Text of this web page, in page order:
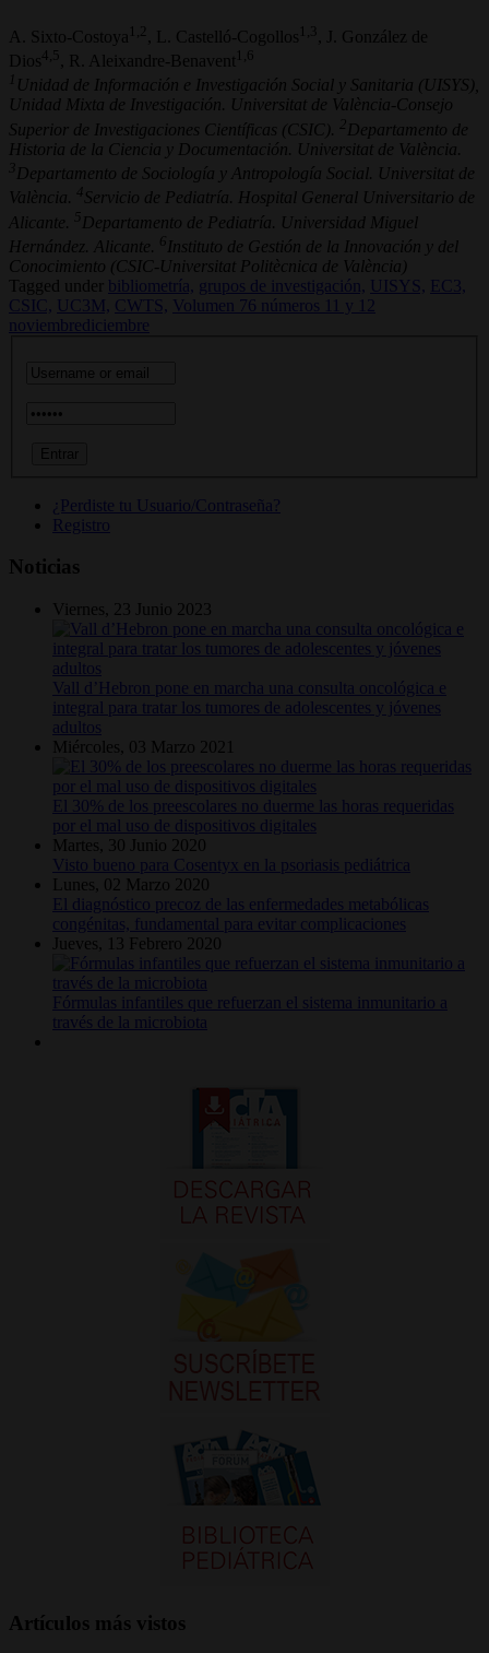
A. Sixto-Costoya 1,2 , L. Castelló-Cogollos 1,3
, J. González de
Dios4,5 , R. Aleixandre-Benavent 1,6
1 Unidad de Información e Investigación Social y Sanitaria (UISYS),
Unidad Mixta de Investigación. Universitat de València-Consejo
Superior de Investigaciones Científicas (CSIC).
2 Departamento de
Historia de la Ciencia y Documentación. Universitat de València.
3 Departamento de Sociología y Antropología Social. Universitat de
València.
4 Servicio de Pediatría. Hospital General Universitario de
Alicante. 5 Departamento de Pediatría. Universidad Miguel
Hernández. Alicante. 6 Instituto de Gestión de la Innovación y del
Conocimiento (CSIC-Universitat Politècnica de València)
Tagged under
bibliometría, grupos de investigación, UISYS,
EC3,
CSIC,
UC3M, CWTS,
Volumen 76 números 11 y 12
noviembrediciembre
¿Perdiste tu Usuario/Contraseña?
Registro
Noticias
Viernes, 23 Junio 2023
Vall d’Hebron pone en marcha una consulta oncológica e
integral para tratar los tumores de adolescentes y jóvenes
adultos
Miércoles, 03 Marzo 2021
El 30% de los preescolares no duerme las horas requeridas
por el mal uso de dispositivos digitales
Martes, 30 Junio 2020
Visto bueno para Cosentyx en la psoriasis pediátrica
Lunes, 02 Marzo 2020
El diagnóstico precoz de las enfermedades metabólicas
congénitas, fundamental para evitar complicaciones
Jueves, 13 Febrero 2020
Fórmulas infantiles que refuerzan el sistema inmunitario a
través de la microbiota
Artículos más vistos